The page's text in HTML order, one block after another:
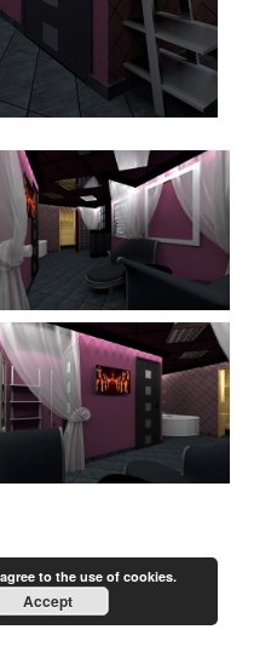
to the use of cookies.
Accept